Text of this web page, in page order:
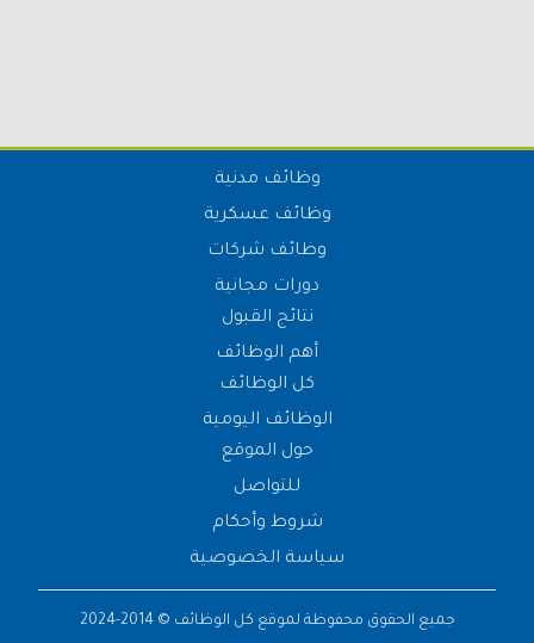
وظائف مدنية
وظائف عسكرية
وظائف شركات
دورات مجانية
نتائج القبول
أهم الوظائف
كل الوظائف
الوظائف اليومية
حول الموقع
للتواصل
شروط وأحكام
سياسة الخصوصية
جميع الحقوق محفوظة لموقع كل الوظائف © 2014-2024